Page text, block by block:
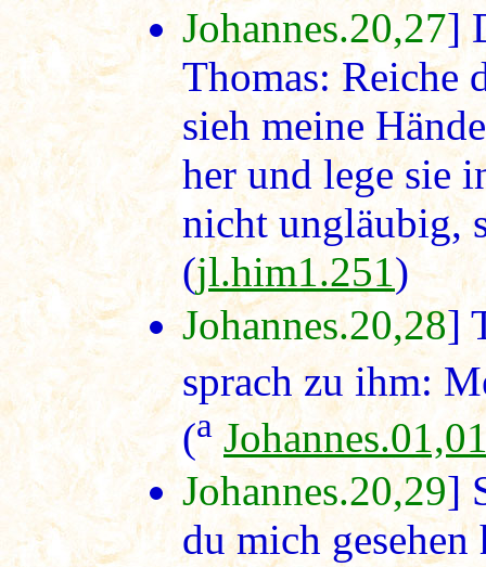
Johannes.20,27]
Thomas: Reiche
sieh meine
her und lege sie
nicht ungläubig,
(jl.him1.251)
Johannes.20,28]
sprach zu ihm:
(a
Johannes.20,29]
du mich gesehen